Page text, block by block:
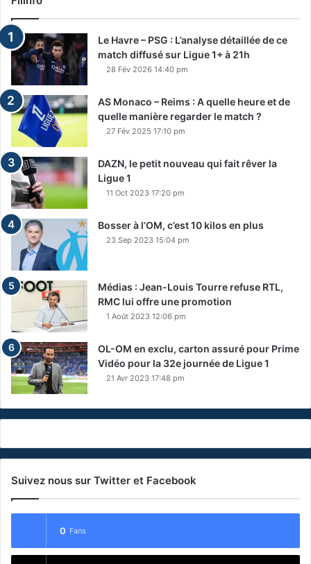
Le Havre – PSG : L’analyse détaillée de ce
match diffusé sur Ligue 1+ à 21h
28 Fév 2026 14:40 pm
AS Monaco – Reims : A quelle heure et de
quelle manière regarder le match ?
27 Fév 2025 17:10 pm
DAZN, le petit nouveau qui fait rêver la
Ligue 1
11 Oct 2023 17:20 pm
Bosser à l’OM, c’est 10 kilos en plus
23 Sep 2023 15:04 pm
Médias : Jean-Louis Tourre refuse RTL,
RMC lui offre une promotion
1 Août 2023 12:06 pm
OL-OM en exclu, carton assuré pour Prime
Vidéo pour la 32e journée de Ligue 1
21 Avr 2023 17:48 pm
Suivez nous sur Twitter et Facebook
0 Fans